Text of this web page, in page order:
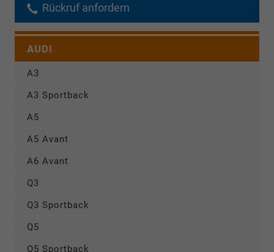
Rückruf anfordern
AUDI
A3
A3 Sportback
A5
A5 Avant
A6 Avant
Q3
Q3 Sportback
Q5
Q5 Sportback